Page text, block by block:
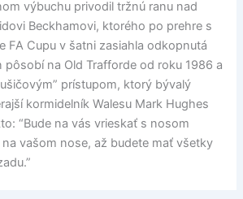
výbuchu privodil tržnú ranu nad
Beckhamovi, ktorého po prehre s
FA Cupu v šatni zasiahla odkopnutá
pôsobí na Old Trafforde od roku 1986 a
prístupom, ktorý bývalý
kormidelník Walesu Mark Hughes
“Bude na vás vrieskať s nosom
vašom nose, až budete mať všetky